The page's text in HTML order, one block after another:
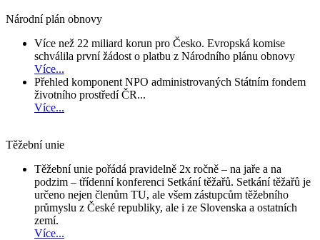
Národní plán obnovy
Více než 22 miliard korun pro Česko. Evropská komise
schválila první žádost o platbu z Národního plánu obnovy
Více...
Přehled komponent NPO administrovaných Státním fondem
životního prostředí ČR...
Více...
Těžební unie
Těžební unie pořádá pravidelně 2x ročně – na jaře a na
podzim – třídenní konferenci Setkání těžařů. Setkání těžařů je
určeno nejen členům TU, ale všem zástupcům těžebního
průmyslu z České republiky, ale i ze Slovenska a ostatních
zemí.
Více...